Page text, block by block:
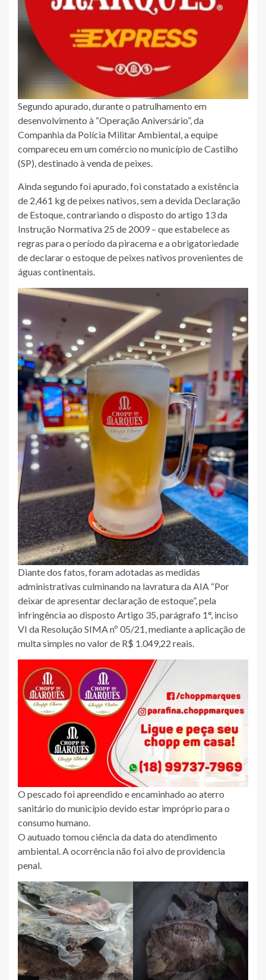
Segundo apurado, durante o patrulhamento em
desenvolvimento à “Operação Aniversário”, da
Companhia da Polícia Militar Ambiental, a equipe
compareceu em um comércio no município de Castilho
(SP), destinado à venda de peixes.
Ainda segundo foi apurado, foi constatado a existência
de 2,461 kg de peixes nativos, sem a devida Declaração
de Estoque, contrariando o disposto do artigo 13 da
Instrução Normativa 25 de 2009 – que estabelece as
regras para o período da piracema e a obrigatoriedade
de declarar o estoque de peixes nativos provenientes de
águas continentais.
Diante dos fatos, foram adotadas as medidas
administrativas culminando na lavratura da AIA “Por
deixar de apresentar declaração de estoque”, pela
infringência ao disposto Artigo 35, parágrafo 1°, inciso
VI da Resolução SIMA nº 05/21, mediante a aplicação de
multa simples no valor de R$ 1.049,22 reais.
O pescado foi apreendido e encaminhado ao aterro
sanitário do município devido estar impróprio para o
consumo humano.
O autuado tomou ciência da data do atendimento
ambiental. A ocorrência não foi alvo de providencia
penal.